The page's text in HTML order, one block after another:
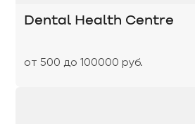
Dental Health Centre
от 500 до 100000 руб.